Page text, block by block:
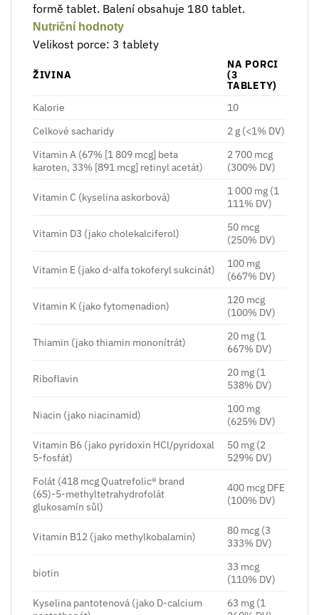
formě tablet. Balení obsahuje 180 tablet.
Nutriční hodnoty
Velikost porce: 3 tablety
ŽIVINA
NA PORCI
(3
TABLETY)
Kalorie
10
Celkové sacharidy
2 g (<1% DV)
Vitamin A (67% [1 809 mcg] beta
karoten, 33% [891 mcg] retinyl acetát)
2 700 mcg
(300% DV)
Vitamin C (kyselina askorbová)
1 000 mg (1
111% DV)
Vitamin D3 (jako cholekalciferol)
50 mcg
(250% DV)
Vitamin E (jako d-alfa tokoferyl sukcinát)
100 mg
(667% DV)
Vitamin K (jako fytomenadion)
120 mcg
(100% DV)
Thiamin (jako thiamin mononítrát)
20 mg (1
667% DV)
Riboflavin
20 mg (1
538% DV)
Niacin (jako niacinamid)
100 mg
(625% DV)
Vitamin B6 (jako pyridoxin HCl/pyridoxal
5-fosfát)
50 mg (2
529% DV)
Folát (418 mcg Quatrefolic® brand
(6S)-5-methyltetrahydrofolát
glukosamín sůl)
400 mcg DFE
(100% DV)
Vitamin B12 (jako methylkobalamin)
80 mcg (3
333% DV)
biotin
33 mcg
(110% DV)
Kyselina pantotenová (jako D-calcium
63 mg (1